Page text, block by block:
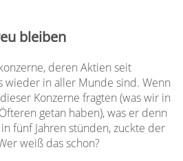
bleiben
deren Aktien seit
wieder in aller Munde sind. Wenn
Konzerne fragten (was wir in
getan haben), was er denn
fünf Jahren stünden, zuckte der
weiß das schon?